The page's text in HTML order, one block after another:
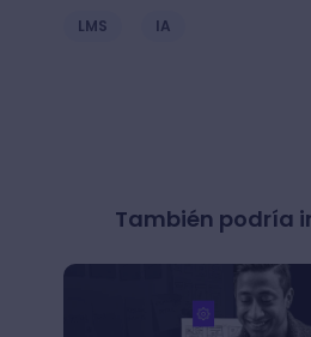
LMS IA
También podría